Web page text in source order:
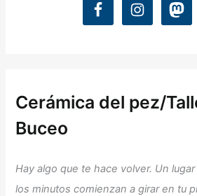
Cerámica del pez/
Buceo
Hay algo que te hace volver. Un
los minutos comienzan a girar en tu